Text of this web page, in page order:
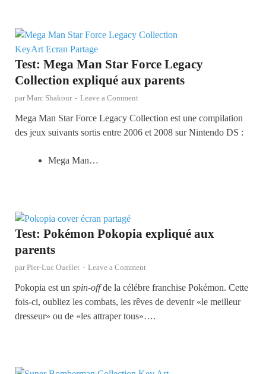
Test: Mega Man Star Force Legacy
Collection expliqué aux parents
parMarc Shakour - Leave a Comment
Mega Man Star Force Legacy Collection est une compilation
des jeux suivants sortis entre 2006 et 2008 sur Nintendo DS :
Mega Man…
Test: Pokémon Pokopia expliqué aux
parents
parPier-Luc Ouellet - Leave a Comment
Pokopia est un spin-offde la célébre franchise Pokémon. Cette
fois-ci, oubliez les combats, les rêves de devenir «le meilleur
dresseur» ou de «les attraper tous»….